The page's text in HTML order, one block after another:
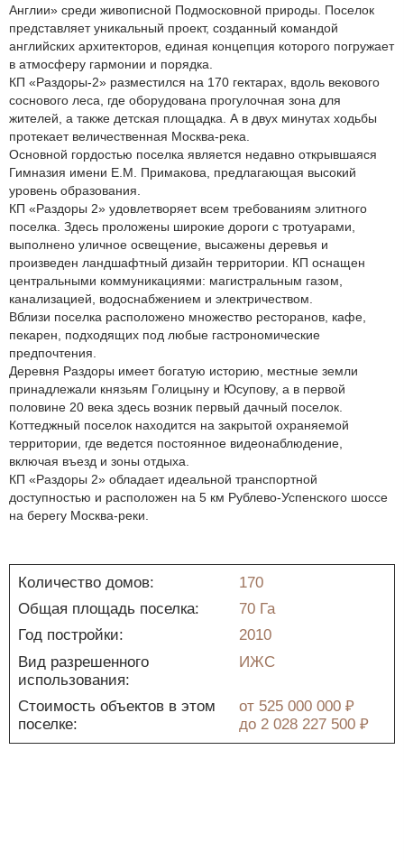
Англии» среди живописной Подмосковной природы. Поселок
представляет уникальный проект, созданный командой
английских архитекторов, единая концепция которого погружает
в атмосферу гармонии и порядка.
КП «Раздоры-2» разместился на 170 гектарах, вдоль векового
соснового леса, где оборудована прогулочная зона для
жителей, а также детская площадка. А в двух минутах ходьбы
протекает величественная Москва-река.
Основной гордостью поселка является недавно открывшаяся
Гимназия имени Е.М. Примакова, предлагающая высокий
уровень образования.
КП «Раздоры 2» удовлетворяет всем требованиям элитного
поселка. Здесь проложены широкие дороги с тротуарами,
выполнено уличное освещение, высажены деревья и
произведен ландшафтный дизайн территории. КП оснащен
центральными коммуникациями: магистральным газом,
канализацией, водоснабжением и электричеством.
Вблизи поселка расположено множество ресторанов, кафе,
пекарен, подходящих под любые гастрономические
предпочтения.
Деревня Раздоры имеет богатую историю, местные земли
принадлежали князьям Голицыну и Юсупову, а в первой
половине 20 века здесь возник первый дачный поселок.
Коттеджный поселок находится на закрытой охраняемой
территории, где ведется постоянное видеонаблюдение,
включая въезд и зоны отдыха.
КП «Раздоры 2» обладает идеальной транспортной
доступностью и расположен на 5 км Рублево-Успенского шоссе
на берегу Москва-реки.
Количество домов:
170
Общая площадь поселка:
70 Га
Год постройки:
2010
Вид разрешенного
использования:
ИЖС
Стоимость объектов в этом
поселке:
от 525 000 000 ₽
до 2 028 227 500 ₽